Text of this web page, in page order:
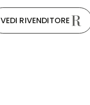
VEDI RIVENDITORE